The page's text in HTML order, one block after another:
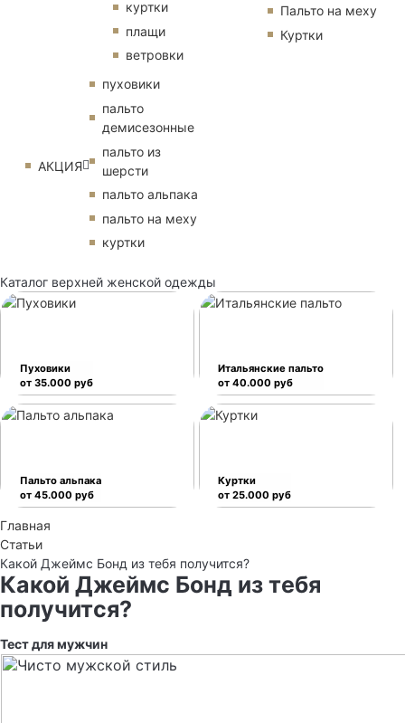
куртки
плащи
ветровки
АКЦИЯ
пуховики
пальто
демисезонные
пальто из
шерсти
пальто альпака
пальто на меху
куртки
Пальто на меху
Куртки
Каталог верхней женской одежды
Пуховики
от 35.000 руб
Итальянские пальто
от 40.000 руб
Пальто альпака
от 45.000 руб
Куртки
от 25.000 руб
Главная
Статьи
Какой Джеймс Бонд из тебя получится?
Какой Джеймс Бонд из тебя
получится?
Тест для мужчин